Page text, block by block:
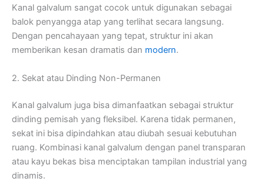
Kanal galvalum sangat cocok untuk digunakan sebagai
balok penyangga atap yang terlihat secara langsung.
Dengan pencahayaan yang tepat, struktur ini akan
memberikan kesan dramatis dan modern.
2. Sekat atau Dinding Non-Permanen
Kanal galvalum juga bisa dimanfaatkan sebagai struktur
dinding pemisah yang fleksibel. Karena tidak permanen,
sekat ini bisa dipindahkan atau diubah sesuai kebutuhan
ruang. Kombinasi kanal galvalum dengan panel transparan
atau kayu bekas bisa menciptakan tampilan industrial yang
dinamis.